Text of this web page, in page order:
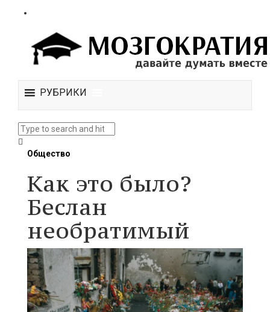
РУБРИКИ
Общество
Как это было?
Беслан
необратимый